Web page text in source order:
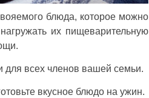
блюда, которое можно
их пищеварительную
для всех членов вашей семьи.
вкусное блюдо на ужин.